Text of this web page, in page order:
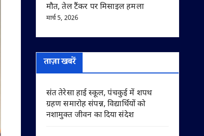
मौत, तेल टैंकर पर मिसाइल हमला
मार्च 5, 2026
ताज़ा खबरें
संत तेरेसा हाई स्कूल, पंचकुई में शपथ
ग्रहण समारोह संपन्न, विद्यार्थियों को
नशामुक्त जीवन का दिया संदेश